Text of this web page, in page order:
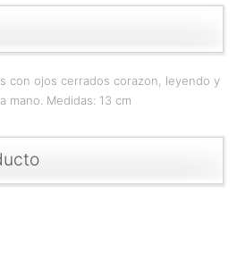
con ojos cerrados corazon, leyendo y
mano. Medidas: 13 cm